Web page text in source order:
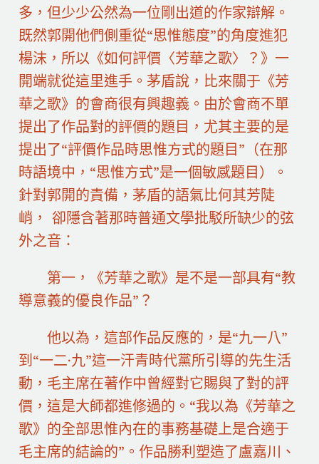
多，但少少公然為一位剛出道的作家辯解。
既然郭開他們側重從“思惟態度”的角度進犯
楊沫，所以《如何評價〈芳華之歌〉？》一
開端就從這里進手。茅盾說，比來關于《芳
華之歌》的會商很有興趣義。由於會商不單
提出了作品對的評價的題目，尤其主要的是
提出了“評價作品時思惟方式的題目”（在那
時語境中，“思惟方式”是一個敏感題目）。
針對郭開的責備，茅盾的語氣比何其芳陡
峭， 卻隱含著那時普通文學批駁所缺少的弦
外之音：
第一，《芳華之歌》是不是一部具有“教
導意義的優良作品”？
他以為，這部作品反應的，是“九一八”
到“一二·九”這一汗青時代黨所引導的先生活
動，毛主席在著作中曾經對它賜與了對的評
價，這是大師都進修過的。“我以為《芳華之
歌》的全部思惟內在的事務基礎上是合適于
毛主席的結論的”。作品勝利塑造了盧嘉川、